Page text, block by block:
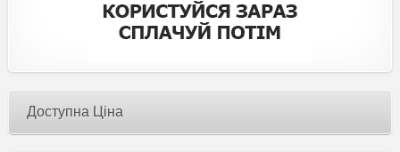
Доступна Ціна